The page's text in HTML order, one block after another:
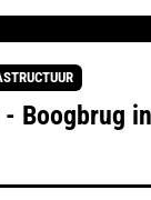
Boogbrug